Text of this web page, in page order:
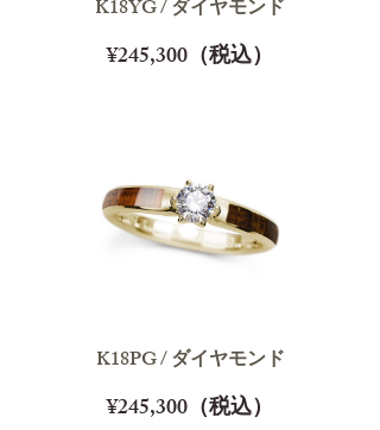
K18YG / ダイヤモンド
¥245,300（税込）
K18PG / ダイヤモンド
¥245,300（税込）